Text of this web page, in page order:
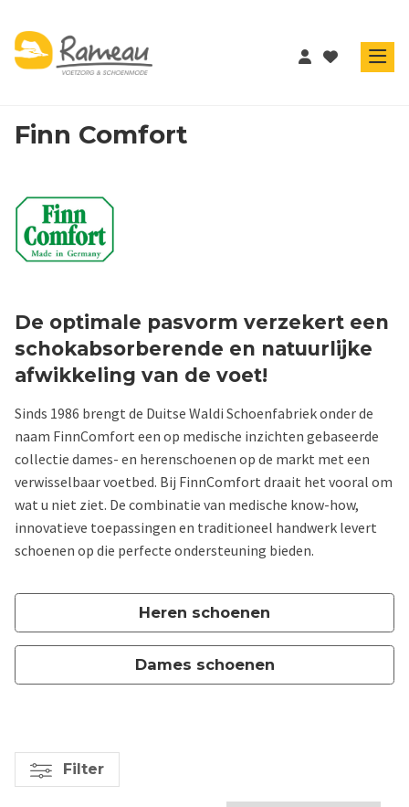
Finn Comfort
De optimale pasvorm verzekert een
schokabsorberende en natuurlijke
afwikkeling van de voet!
Sinds 1986 brengt de Duitse Waldi Schoenfabriek onder de
naam FinnComfort een op medische inzichten gebaseerde
collectie dames- en herenschoenen op de markt met een
verwisselbaar voetbed. Bij FinnComfort draait het vooral om
wat u niet ziet. De combinatie van medische know-how,
innovatieve toepassingen en traditioneel handwerk levert
schoenen op die perfecte ondersteuning bieden.
Heren schoenen
Dames schoenen
Filter